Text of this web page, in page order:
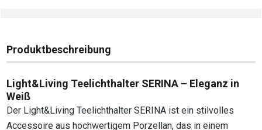
Produktbeschreibung
Light&Living Teelichthalter SERINA – Eleganz in
Weiß
Der Light&Living Teelichthalter SERINA ist ein stilvolles
Accessoire aus hochwertigem Porzellan, das in einem